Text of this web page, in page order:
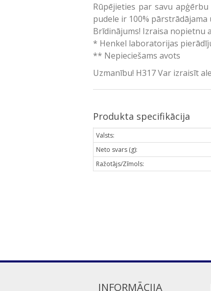
Rūpējieties par savu
pudele ir 100%
Brīdinājums! Izraisa nopietnu
* Henkel laboratorijas
** Nepieciešams avots
Uzmanību! H317 Var izraisīt
Produkta specifikācija
Valsts:
Neto svars (g):
Ražotājs/Zīmols:
INFORMĀCIJA